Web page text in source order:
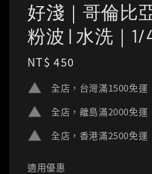
好淺｜哥倫比
粉波 | 水洗｜1/
Regular
NT$ 450
全店，台灣滿1500免運
全店，離島滿2000免運
全店，香港滿2500免運
適用優惠